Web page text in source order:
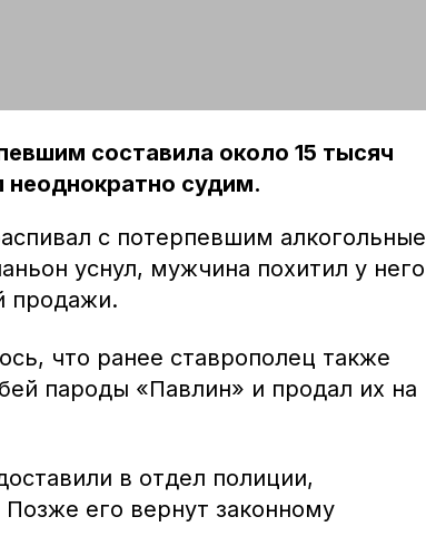
составила около 15 тысяч
судим.
с потерпевшим алкогольные
уснул, мужчина похитил у него
продажи.
что ранее ставрополец также
пароды «Павлин» и продал их на
в отдел полиции,
его вернут законному